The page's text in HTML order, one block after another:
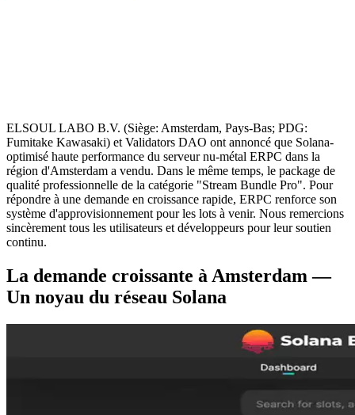
ELSOUL LABO B.V. (Siège: Amsterdam, Pays-Bas; PDG:
Fumitake Kawasaki) et Validators DAO ont annoncé que Solana-
optimisé haute performance du serveur nu-métal ERPC dans la
région d'Amsterdam a vendu. Dans le même temps, le package de
qualité professionnelle de la catégorie "Stream Bundle Pro". Pour
répondre à une demande en croissance rapide, ERPC renforce son
système d'approvisionnement pour les lots à venir. Nous remercions
sincèrement tous les utilisateurs et développeurs pour leur soutien
continu.
La demande croissante à Amsterdam —
Un noyau du réseau Solana